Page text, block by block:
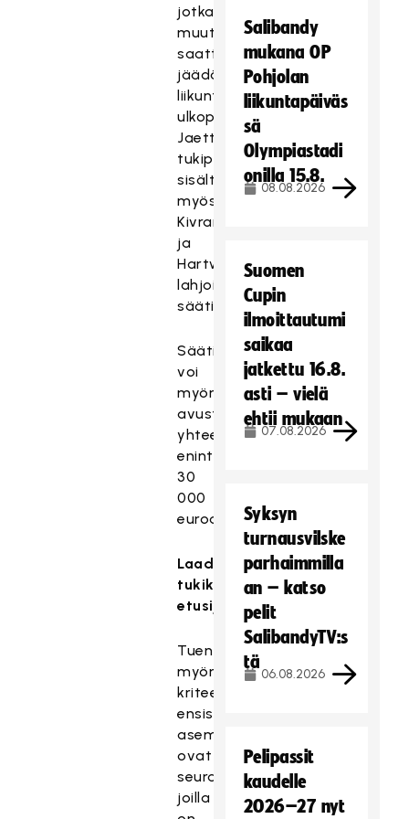
jotka
muutoin
saattaisivat
jäädä
liikuntaharrastusten
ulkopuolelle.
Jaettavaan
tukipottiin
sisältyy
myös
Kivran
ja
Hartwallin
lahjoitukset
säätiölle.
Säätiö
voi
myöntää
avustuksia
yhteensä
enintään
30
000
euroa.
Laadukkaat
tukikäytännöt
etusijalla
Tuen
myöntämisen
kriteereissä
ensisijaisessa
asemassa
ovat
seurat,
joilla
Salibandy
mukana OP
Pohjolan
liikuntapäiväs
sä
Olympiastadi
onilla 15.8.
08.08.2026
Suomen
Cupin
ilmoittautumi
saikaa
jatkettu 16.8.
asti – vielä
ehtii mukaan
07.08.2026
Syksyn
turnausvilske
parhaimmilla
an – katso
pelit
SalibandyTV:s
tä
06.08.2026
Pelipassit
kaudelle
2026–27 nyt